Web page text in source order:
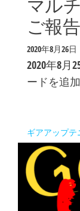
マル
ご報告
2020年8月26日
2020年8月
ードを追
ギアアップ